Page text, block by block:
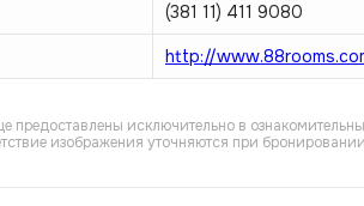
(381 11) 411 9080
http://
исключительно в
изображения уточняются при